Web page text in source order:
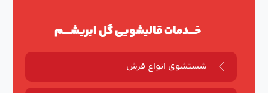
خـــدمات قالیشویی گل ابریشــــم
شستشوی انواع فرش